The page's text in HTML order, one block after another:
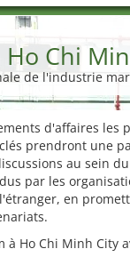
Ho Chi
de l'industrie
d'affaires les
prendront une
au sein
par les
en
à Ho Chi Minh City
Secteurs du